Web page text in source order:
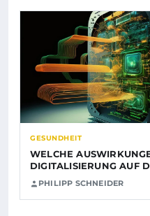
GESUNDHEIT
WELCHE
DIGITALISIERUNG AUF
PHILIPP SCHNEIDER